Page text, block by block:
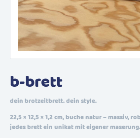
b-brett
dein brotzeitbrett. dein style.
22,5 × 12,5 × 1,2 cm, buche natur – massiv,
jedes brett ein unikat mit eigener maserung.